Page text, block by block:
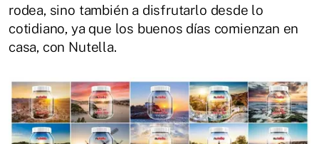
rodea, sino también a disfrutarlo desde lo
cotidiano, ya que los buenos días comienzan en
casa, con Nutella.